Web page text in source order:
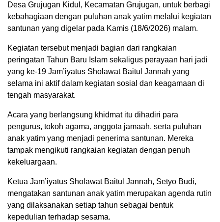
Desa Grujugan Kidul, Kecamatan Grujugan, untuk berbagi
kebahagiaan dengan puluhan anak yatim melalui kegiatan
santunan yang digelar pada Kamis (18/6/2026) malam.
Kegiatan tersebut menjadi bagian dari rangkaian
peringatan Tahun Baru Islam sekaligus perayaan hari jadi
yang ke-19 Jam’iyatus Sholawat Baitul Jannah yang
selama ini aktif dalam kegiatan sosial dan keagamaan di
tengah masyarakat.
Acara yang berlangsung khidmat itu dihadiri para
pengurus, tokoh agama, anggota jamaah, serta puluhan
anak yatim yang menjadi penerima santunan. Mereka
tampak mengikuti rangkaian kegiatan dengan penuh
kekeluargaan.
Ketua Jam’iyatus Sholawat Baitul Jannah, Setyo Budi,
mengatakan santunan anak yatim merupakan agenda rutin
yang dilaksanakan setiap tahun sebagai bentuk
kepedulian terhadap sesama.